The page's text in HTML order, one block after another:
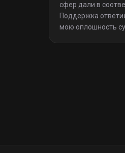
сфер дали в
Поддержка
мою оплошность